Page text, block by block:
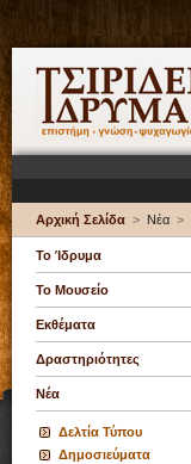
Αρχική Σελίδα > Νέα >
Το Ίδρυμα
Το Μουσείο
Εκθέματα
Δραστηριότητες
Νέα
Δελτία Τύπου
Δημοσιεύματα